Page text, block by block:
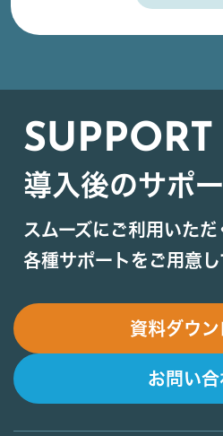
SUPPORT
導入後のサポ
スムーズにご利用いただ
各種サポートをご用意
資料ダウン
お問い合